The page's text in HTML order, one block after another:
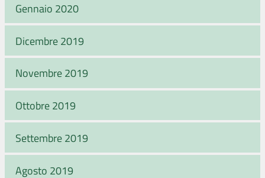
Gennaio 2020
Dicembre 2019
Novembre 2019
Ottobre 2019
Settembre 2019
Agosto 2019